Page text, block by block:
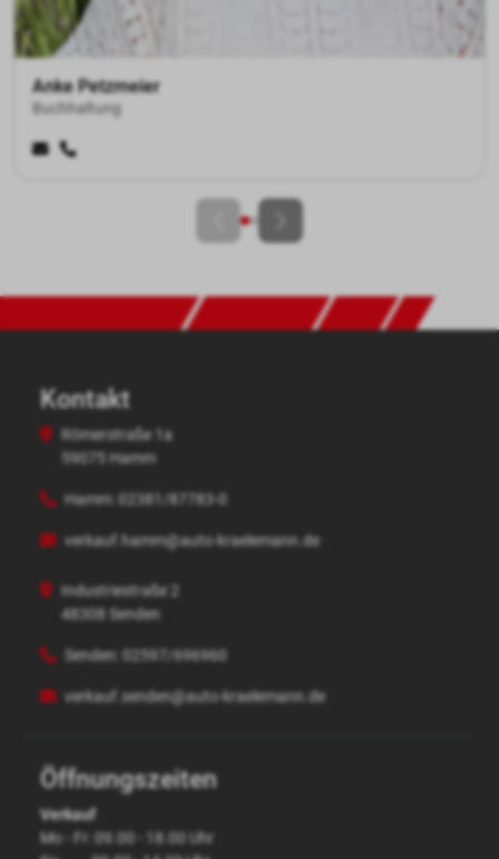
Karina Schulze Aquack
Buchhaltung
Kontakt
Römerstraße 1a
59075 Hamm
Hamm: 02381/87783-0
Industriestraße 2
48308 Senden
Senden: 02597/696960
Öffnungszeiten
Verkauf